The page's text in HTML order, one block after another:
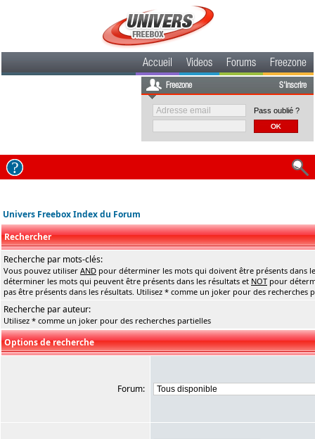
Accueil Videos Forums Freezone
Freezone S'inscrire
Pass oublié ?
Univers Freebox Index du Forum
Rechercher
Recherche par mots-clés:
Vous pouvez utiliser AND pour déterminer les mots qui doivent être présents dans
déterminer les mots qui peuvent être présents dans les résultats et NOT pour
pas être présents dans les résultats. Utilisez * comme un joker pour des recherches
Recherche par auteur:
Utilisez * comme un joker pour des recherches partielles
Options de recherche
Forum: